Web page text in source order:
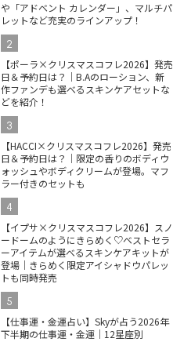
や「アドベント カレンダー」、マルチパ
レットなど充実のラインアップ！
2
【ポーラ×クリスマスコフレ2026】発売
日＆予約日は？｜B.Aのローション、新
作ファンデも選べるスキンケアセットな
どを紹介！
3
【HACCI×クリスマスコフレ2026】発売
日＆予約日は？｜限定の香りのボディウ
ォッシュやボディクリームが登場。マフ
ラー付きのセットも
4
【イプサ×クリスマスコフレ2026】スノ
ードームのようにきらめく♡ベストセラ
ーアイテムが選べるスキンケアキットが
登場｜きらめく限定アイシャドウパレッ
トも同時発売
5
【仕事運・金運占い】Skyが占う2026年
下半期の仕事運・金運｜12星座別